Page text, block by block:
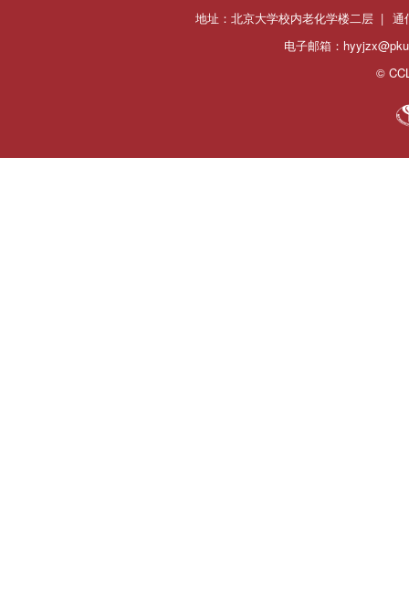
地址：北京大学校内老化学楼二层 | 通
电子邮箱：
©